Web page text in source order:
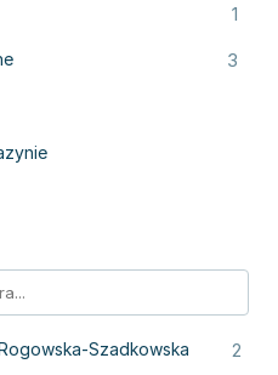
1
3
Szadkowska 2